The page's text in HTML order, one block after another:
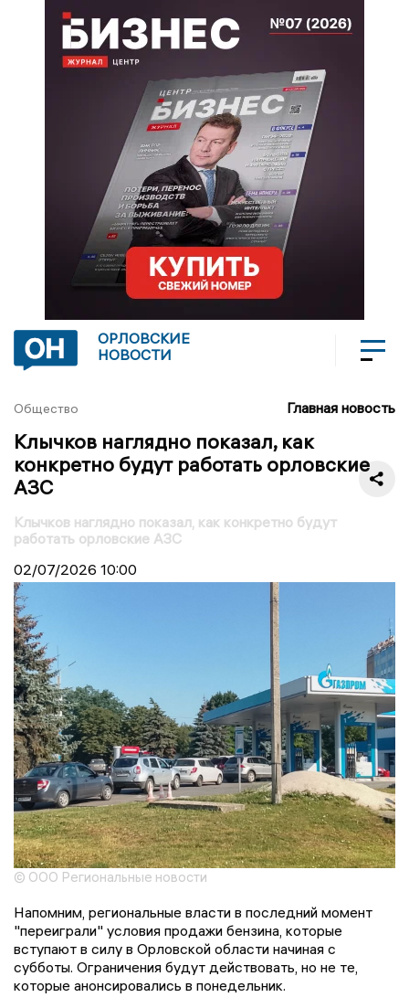
ОРЛОВСКИЕ
НОВОСТИ
Общество Главная новость
Клычков наглядно показал, как
конкретно будут работать орловские
АЗС
Клычков наглядно показал, как конкретно будут
работать орловские АЗС
02/07/2026 10:00
© ООО Региональные новости
Напомним, региональные власти в последний момент
"переиграли" условия продажи бензина, которые
вступают в силу в Орловской области начиная с
субботы. Ограничения будут действовать, но не те,
которые анонсировались в понедельник.